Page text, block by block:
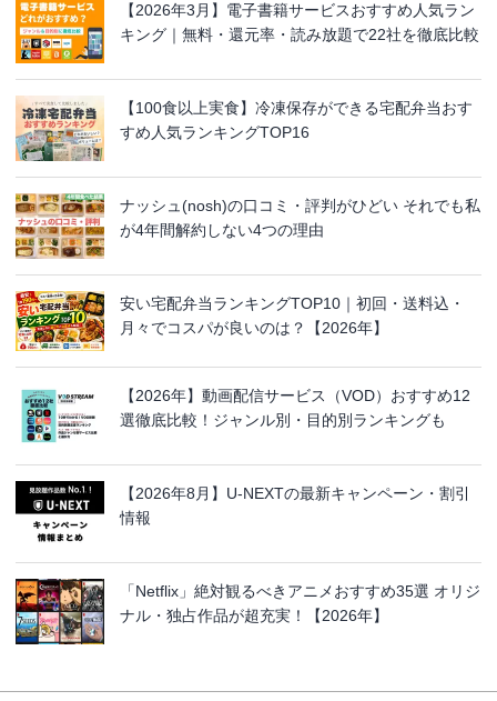
【2026年3月】電子書籍サービスおすすめ人気ラン
キング｜無料・還元率・読み放題で22社を徹底比較
【100食以上実食】冷凍保存ができる宅配弁当おす
すめ人気ランキングTOP16
ナッシュ(nosh)の口コミ・評判がひどい それでも私
が4年間解約しない4つの理由
安い宅配弁当ランキングTOP10｜初回・送料込・
月々でコスパが良いのは？【2026年】
【2026年】動画配信サービス（VOD）おすすめ12
選徹底比較！ジャンル別・目的別ランキングも
【2026年8月】U-NEXTの最新キャンペーン・割引
情報
「Netflix」絶対観るべきアニメおすすめ35選 オリジ
ナル・独占作品が超充実！【2026年】